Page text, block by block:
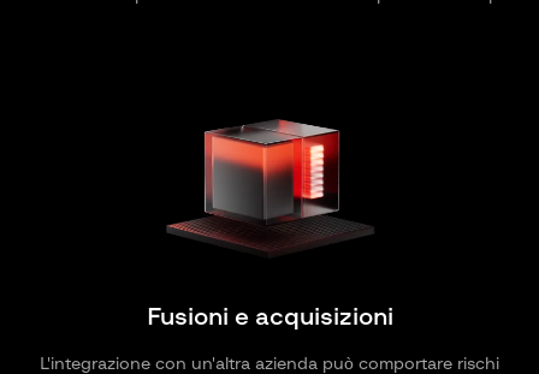
Fusioni e acquisizioni
L'integrazione con un'altra azienda può comportare rischi